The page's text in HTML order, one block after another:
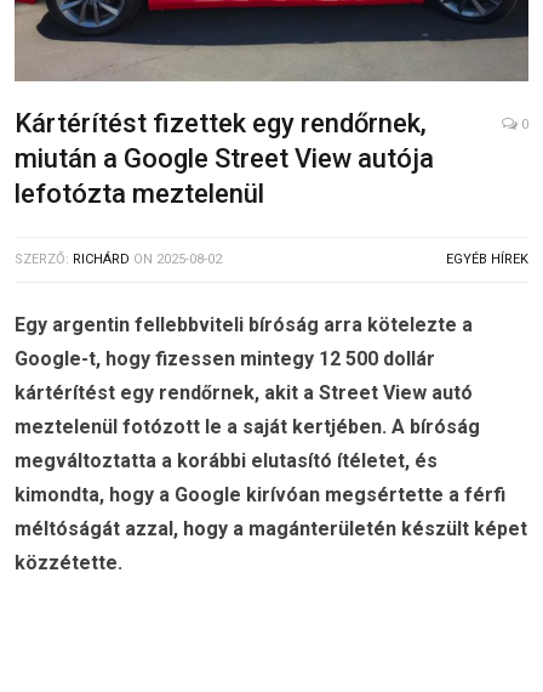
Kártérítést fizettek egy rendőrnek,
miután a Google Street View autója
lefotózta meztelenül
0
SZERZŐ: RICHÁRD ON 2025-08-02 EGYÉB HÍREK
Egy argentin fellebbviteli bíróság arra kötelezte a
Google-t, hogy fizessen mintegy 12 500 dollár
kártérítést egy rendőrnek, akit a Street View autó
meztelenül fotózott le a saját kertjében. A bíróság
megváltoztatta a korábbi elutasító ítéletet, és
kimondta, hogy a Google kirívóan megsértette a férfi
méltóságát azzal, hogy a magánterületén készült képet
közzétette.